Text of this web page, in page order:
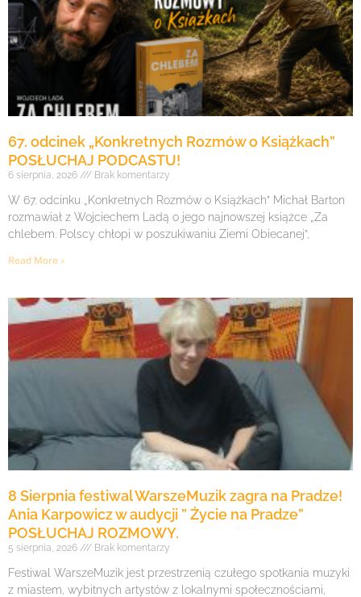
67. odcinek „Konkretnych Rozmów o Książkach”
POSŁUCHAJ PODCASTU!
6 sierpnia, 2026 Brak komentarzy
W 67. odcinku „Konkretnych Rozmów o Książkach” Michał Barton
rozmawiał z Wojciechem Ladą o jego najnowszej książce „Za
chlebem. Polscy chłopi w poszukiwaniu Ziemi Obiecanej”,
Read More »
8 Sierpnia festiwal WarszeMuzik zagra na Pradze!
Ania Karpowicz w audycji ” Życie na Pradze”
POSŁUCHAJ ROZMOWY.
5 sierpnia, 2026 Brak komentarzy
Festiwal WarszeMuzik jest przestrzenią czułego spotkania muzyki
z miastem, wybitnych artystów z lokalnymi społecznościami,